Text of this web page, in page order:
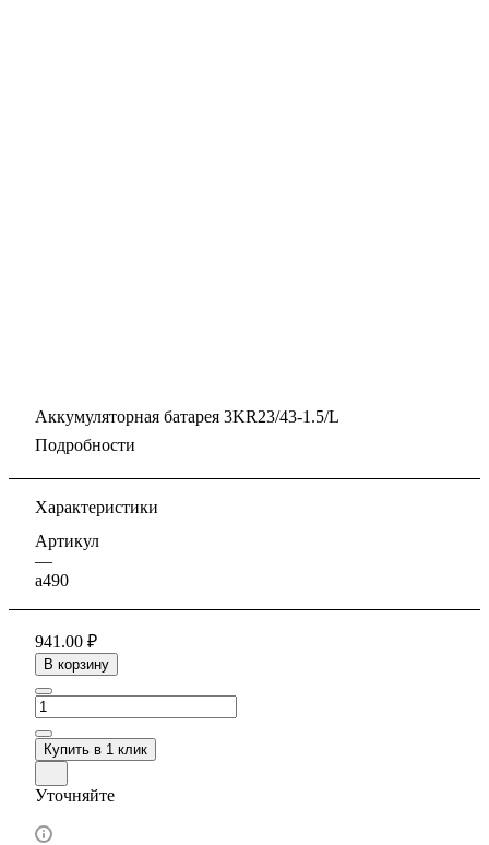
Аккумуляторная батарея 3KR23/43-1.5/L
Подробности
Характеристики
Артикул
—
a490
941.00 ₽
В корзину
Купить в 1 клик
Уточняйте